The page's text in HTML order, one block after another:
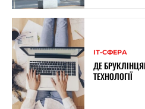
ІТ-СФЕРА
ДЕ
ТЕХНОЛОГІЇ